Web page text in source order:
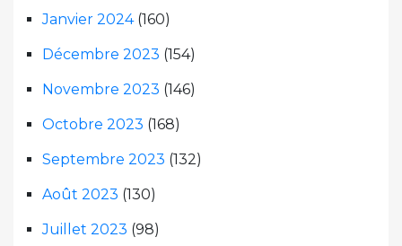
Janvier 2024(160)
Décembre 2023 (154)
Novembre 2023 (146)
Octobre 2023 (168)
Septembre 2023 (132)
Août 2023 (130)
Juillet 2023 (98)